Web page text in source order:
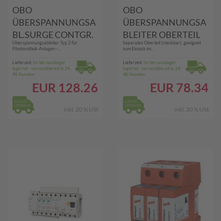
OBO
ÜBERSPANNUNGSA
BL.SURGE CONTGR.
(V20-C 3PH-600)
Überspannungsableiter Typ 2 für
Photovoltaik-Anlagen -...
Lieferzeit: Im Versandlager
lagernd - versandbereit in 24-
48 Stunden
EUR 128.26
inkl. 20 % USt
OBO
ÜBERSPANNUNGSA
BLEITER OBERTEIL
(V20-VA 0)
Separates Oberteil (steckbar). geeignet
zum Einsatz im...
Lieferzeit: Im Versandlager
lagernd - versandbereit in 24-
48 Stunden
EUR 78.34
inkl. 20 % USt